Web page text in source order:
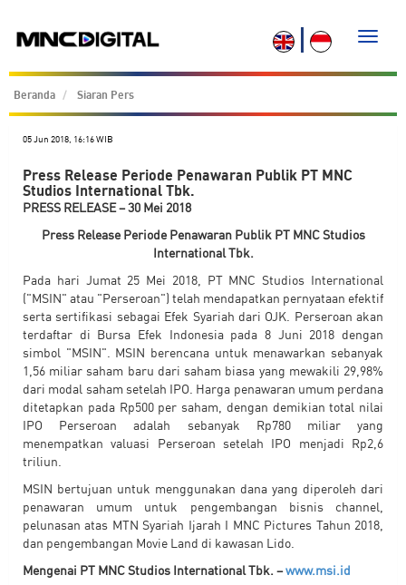
Toggle
Beranda Siaran Pers
05 Jun 2018, 16:16 WIB
Press Release Periode Penawaran Publik PT MNC
Studios International Tbk.
PRESS RELEASE – 30 Mei 2018
Press Release Periode Penawaran Publik PT MNC Studios
International Tbk.
Pada hari Jumat 25 Mei 2018, PT MNC Studios International
("MSIN" atau "Perseroan") telah mendapatkan pernyataan efektif
serta sertifikasi sebagai Efek Syariah dari OJK. Perseroan akan
terdaftar di Bursa Efek Indonesia pada 8 Juni 2018 dengan
simbol "MSIN". MSIN berencana untuk menawarkan sebanyak
1,56 miliar saham baru dari saham biasa yang mewakili 29,98%
dari modal saham setelah IPO. Harga penawaran umum perdana
ditetapkan pada Rp500 per saham, dengan demikian total nilai
IPO Perseroan adalah sebanyak Rp780 miliar yang
menempatkan valuasi Perseroan setelah IPO menjadi Rp2,6
triliun.
MSIN bertujuan untuk menggunakan dana yang diperoleh dari
penawaran umum untuk pengembangan bisnis channel,
pelunasan atas MTN Syariah Ijarah I MNC Pictures Tahun 2018,
dan pengembangan Movie Land di kawasan Lido.
Mengenai PT MNC Studios International Tbk. –www.msi.id